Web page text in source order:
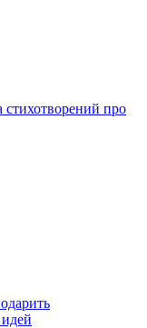
стихотворений про